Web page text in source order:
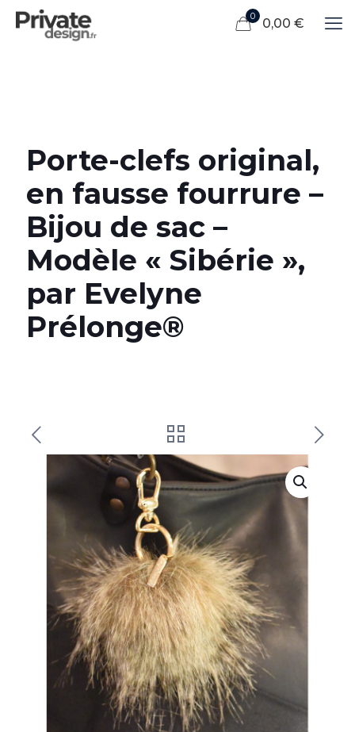
0 0,00 €
Porte-clefs original,
en fausse fourrure –
Bijou de sac –
Modèle « Sibérie »,
par Evelyne
Prélonge®